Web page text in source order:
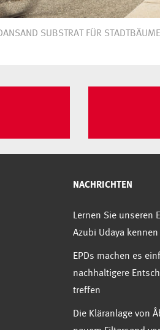
DANSAND SUBSTRAT FÜR STADTBÄUME
NACHRICHTEN
Lernen Sie unseren
Azubi Udaya kennen
EPDs machen es
nachhaltigere
treffen
Die Kläranlage von